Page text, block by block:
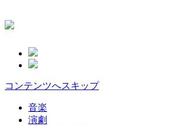
コンテンツへスキップ
音楽
演劇